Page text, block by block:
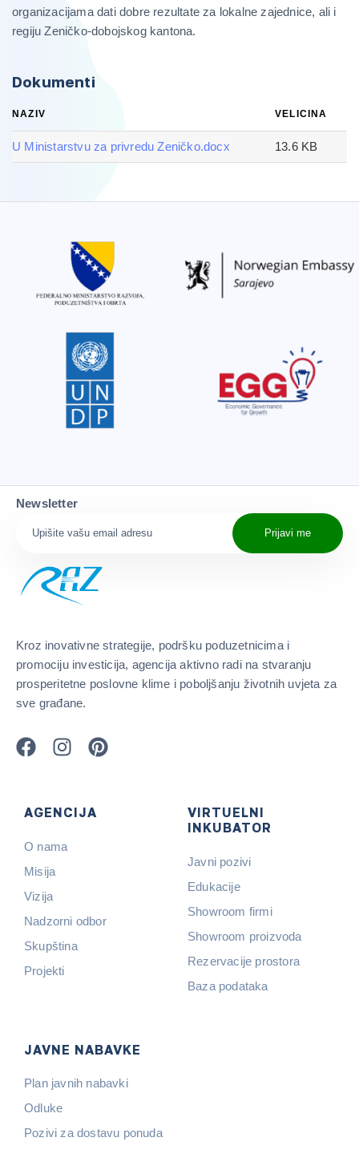
organizacijama dati dobre rezultate za lokalne zajednice, ali i
regiju Zeničko-dobojskog kantona.
Dokumenti
NAZIV VELICINA
U Ministarstvu za privredu Zeničko.docx 13.6 KB
Newsletter
Prijavi me
Kroz inovativne strategije, podršku poduzetnicima i
promociju investicija, agencija aktivno radi na stvaranju
prosperitetne poslovne klime i poboljšanju životnih uvjeta za
sve građane.
AGENCIJA
O nama
Misija
Vizija
Nadzorni odbor
Skupština
Projekti
VIRTUELNI
INKUBATOR
Javni pozivi
Edukacije
Showroom firmi
Showroom proizvoda
Rezervacije prostora
Baza podataka
JAVNE NABAVKE
Plan javnih nabavki
Odluke
Pozivi za dostavu ponuda